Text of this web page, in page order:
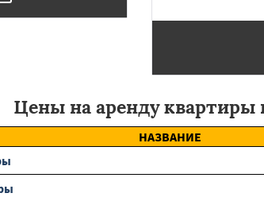
Цены на аренду квартиры
НАЗВАНИЕ